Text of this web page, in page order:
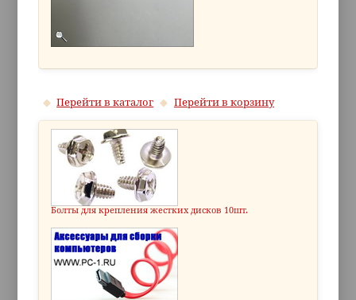
Перейти в каталог Перейти в корзину
Болты для крепления жестких дисков 10шт.